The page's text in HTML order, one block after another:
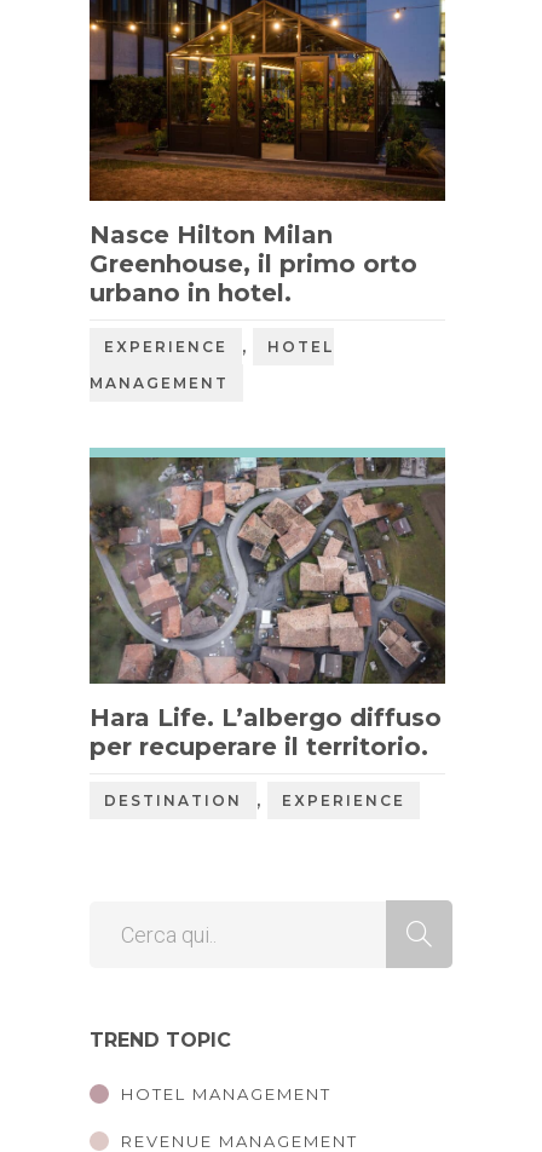
Nasce Hilton Milan
Greenhouse, il primo orto
urbano in hotel.
EXPERIENCE ,
HOTEL
MANAGEMENT
Hara Life. L’albergo diffuso
per recuperare il territorio.
DESTINATION , EXPERIENCE
TREND TOPIC
HOTEL MANAGEMENT
REVENUE MANAGEMENT